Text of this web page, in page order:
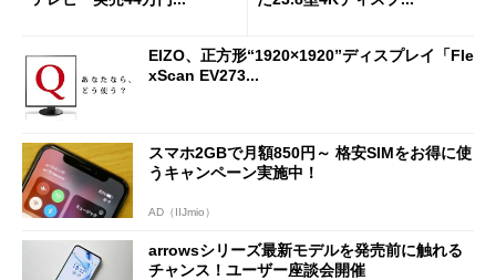
EIZO、正方形“1920×1920”ディスプレイ「Fle
xScan EV273...
スマホ2GBで月額850円～ 格安SIMをお得に使
うキャンペーン実施中！
AD（IIJmio）
arrowsシリーズ最新モデルを発売前に触れる
チャンス！ユーザー座談会開催